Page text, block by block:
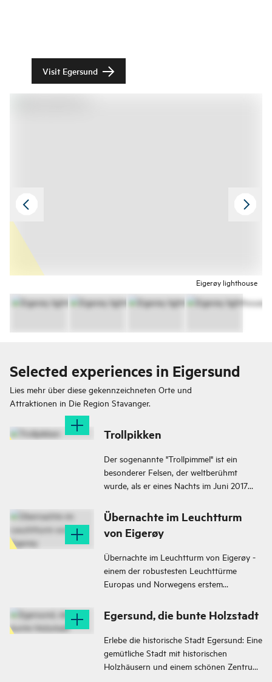
Visit Egersund
Eigerøy lighthouse
Selected experiences in Eigersund
Lies mehr über diese gekennzeichneten Orte und
Attraktionen in Die Region Stavanger.
Trollpikken
Der sogenannte "Trollpimmel" ist ein
besonderer Felsen, der weltberühmt
wurde, als er eines Nachts im Juni 2017
Engagement und Fundraising führten
später wieder an seinem ursprünglichen
Standort befestigt werden konnte.
Übernachte im Leuchtturm
von Eigerøy
Übernachte im Leuchtturm von Eigerøy -
einem der robustesten Leuchttürme
Europas und Norwegens erstem
Egersund, die bunte Holzstadt
Erlebe die historische Stadt Egersund: Eine
gemütliche Stadt mit historischen
Holzhäusern und einem schönen Zentrum